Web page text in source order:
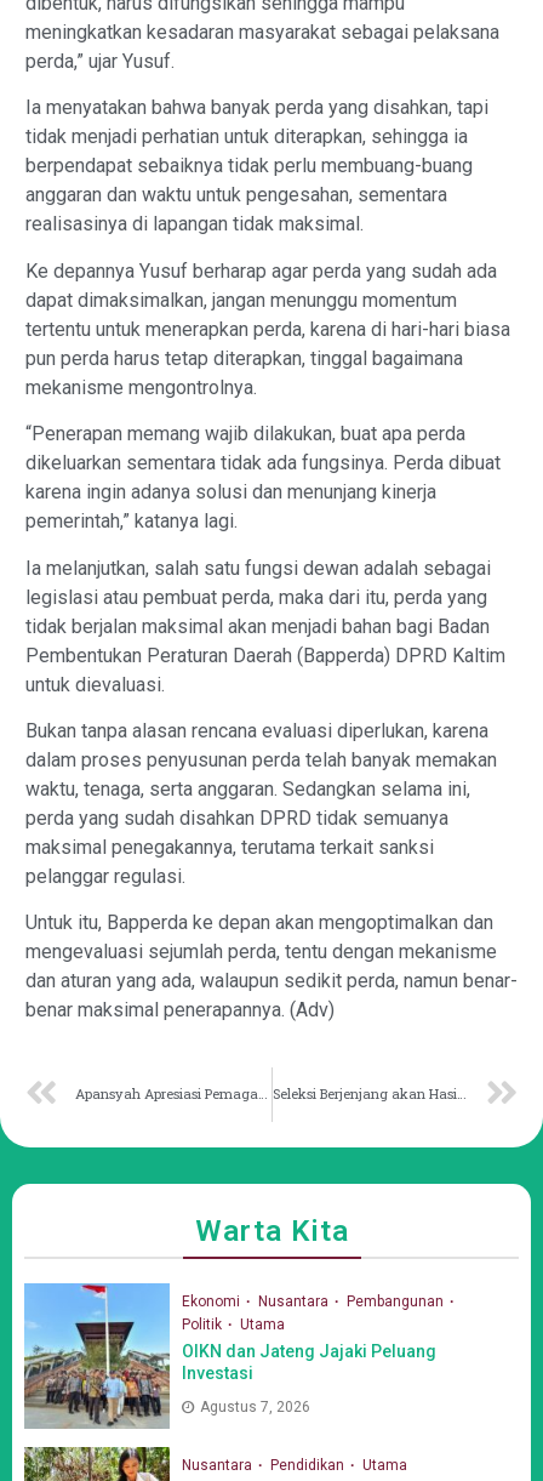
meningkatkan kesadaran masyarakat sebagai pelaksana
perda,” ujar Yusuf.
Ia menyatakan bahwa banyak perda yang disahkan, tapi
tidak menjadi perhatian untuk diterapkan, sehingga ia
berpendapat sebaiknya tidak perlu membuang-buang
anggaran dan waktu untuk pengesahan, sementara
realisasinya di lapangan tidak maksimal.
Ke depannya Yusuf berharap agar perda yang sudah ada
dapat dimaksimalkan, jangan menunggu momentum
tertentu untuk menerapkan perda, karena di hari-hari biasa
pun perda harus tetap diterapkan, tinggal bagaimana
mekanisme mengontrolnya.
“Penerapan memang wajib dilakukan, buat apa perda
dikeluarkan sementara tidak ada fungsinya. Perda dibuat
karena ingin adanya solusi dan menunjang kinerja
pemerintah,” katanya lagi.
Ia melanjutkan, salah satu fungsi dewan adalah sebagai
legislasi atau pembuat perda, maka dari itu, perda yang
tidak berjalan maksimal akan menjadi bahan bagi Badan
Pembentukan Peraturan Daerah (Bapperda) DPRD Kaltim
untuk dievaluasi.
Bukan tanpa alasan rencana evaluasi diperlukan, karena
dalam proses penyusunan perda telah banyak memakan
waktu, tenaga, serta anggaran. Sedangkan selama ini,
perda yang sudah disahkan DPRD tidak semuanya
maksimal penegakannya, terutama terkait sanksi
pelanggar regulasi.
Untuk itu, Bapperda ke depan akan mengoptimalkan dan
mengevaluasi sejumlah perda, tentu dengan mekanisme
dan aturan yang ada, walaupun sedikit perda, namun benar-
benar maksimal penerapannya. (Adv)
Apansyah Apresiasi Pemagangan Dalam Negeri oleh Pemprov Kaltim Seleksi Berjenjang akan Hasilkan Peserta MTQ Berkualitas
Warta Kita
Ekonomi Nusantara
Pembangunan
Politik
Utama
OIKN dan Jateng Jajaki Peluang
Investasi
Agustus 7, 2026
Nusantara Pendidikan Utama